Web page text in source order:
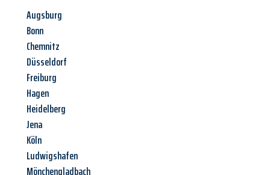
Augsburg
Bonn
Chemnitz
Düsseldorf
Freiburg
Hagen
Heidelberg
Jena
Köln
Ludwigshafen
Mönchengladbach